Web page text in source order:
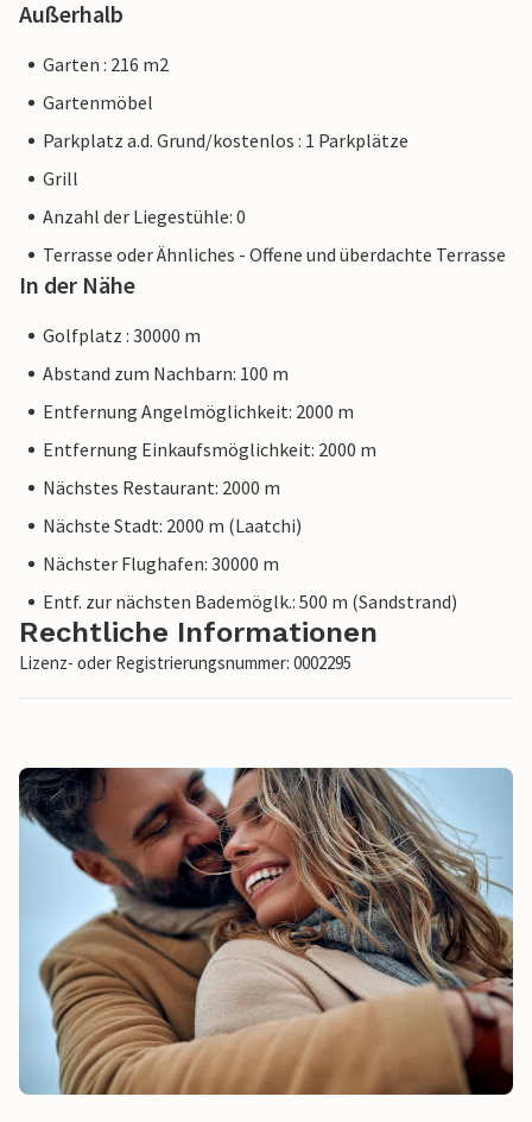
Außerhalb
Garten : 216 m2
Gartenmöbel
Parkplatz a.d. Grund/kostenlos : 1 Parkplätze
Grill
Anzahl der Liegestühle: 0
Terrasse oder Ähnliches - Offene und überdachte Terrasse
In der Nähe
Golfplatz : 30000 m
Abstand zum Nachbarn: 100 m
Entfernung Angelmöglichkeit: 2000 m
Entfernung Einkaufsmöglichkeit: 2000 m
Nächstes Restaurant: 2000 m
Nächste Stadt: 2000 m (Laatchi)
Nächster Flughafen: 30000 m
Entf. zur nächsten Bademöglk.: 500 m (Sandstrand)
Rechtliche Informationen
Lizenz- oder Registrierungsnummer: 0002295